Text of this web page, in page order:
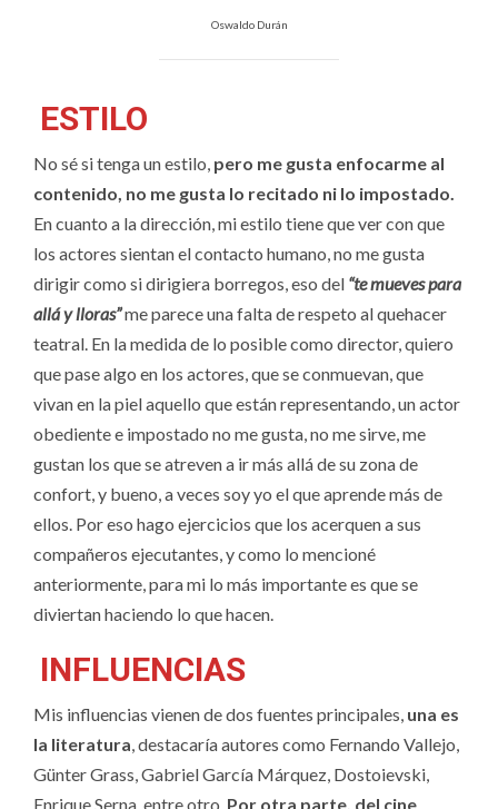
Oswaldo Durán
ESTILO
No sé si tenga un estilo, pero me gusta enfocarme al
contenido, no me gusta lo recitado ni lo impostado.
En cuanto a la dirección, mi estilo tiene que ver con que
los actores sientan el contacto humano, no me gusta
dirigir como si dirigiera borregos, eso del “te mueves para
allá y lloras”me parece una falta de respeto al quehacer
teatral. En la medida de lo posible como director, quiero
que pase algo en los actores, que se conmuevan, que
vivan en la piel aquello que están representando, un actor
obediente e impostado no me gusta, no me sirve, me
gustan los que se atreven a ir más allá de su zona de
confort, y bueno, a veces soy yo el que aprende más de
ellos. Por eso hago ejercicios que los acerquen a sus
compañeros ejecutantes, y como lo mencioné
anteriormente, para mi lo más importante es que se
diviertan haciendo lo que hacen.
INFLUENCIAS
Mis influencias vienen de dos fuentes principales, una es
la literatura, destacaría autores como Fernando Vallejo,
Günter Grass, Gabriel García Márquez, Dostoievski,
Enrique Serna, entre otro. Por otra parte, del cine